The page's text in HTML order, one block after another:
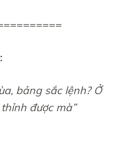
bảng sắc lệnh? Ở
được mà”